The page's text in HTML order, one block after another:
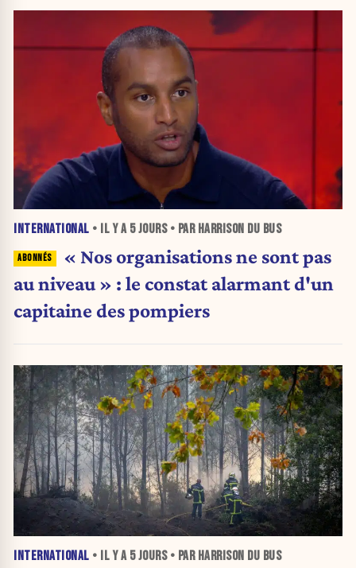
INTERNATIONAL • IL Y A 5 JOURS• PAR HARRISON DU BUS
« Nos organisations ne sont pas
au niveau » : le constat alarmant d'un
capitaine des pompiers
INTERNATIONAL • IL Y A 5 JOURS• PAR HARRISON DU BUS